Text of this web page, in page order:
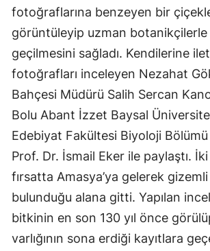
fotoğraflarına benzeyen bir
görüntüleyip uzman botanikçilerle
geçilmesini sağladı. Kendilerine
fotoğrafları inceleyen Nezahat
Bahçesi Müdürü Salih Sercan
Bolu Abant İzzet Baysal
Edebiyat Fakültesi Biyoloji
Prof. Dr. İsmail Eker ile paylaştı.
fırsatta Amasya’ya gelerek
bulunduğu alana gitti. Yapılan
bitkinin en son 130 yıl önce
varlığının sona erdiği kayıtlara